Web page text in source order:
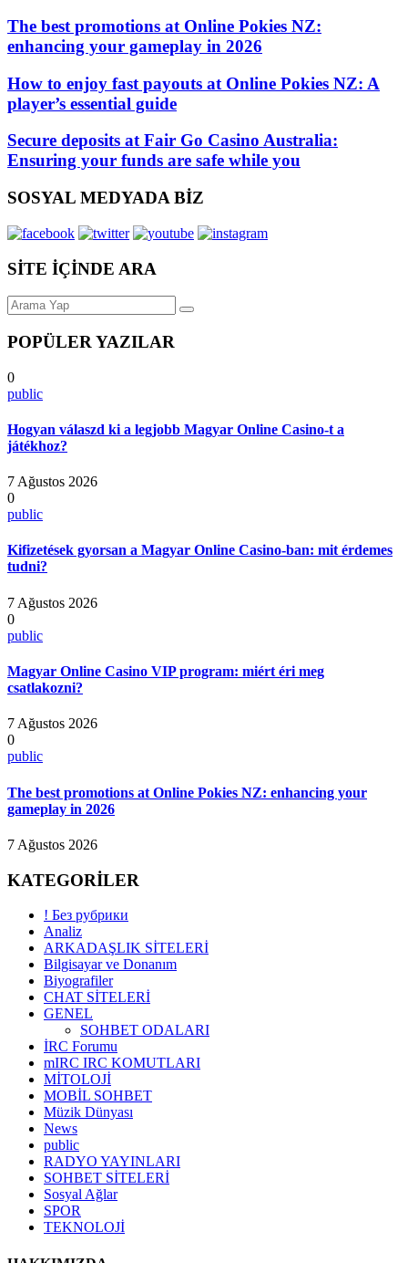
The best promotions at Online Pokies NZ:
enhancing your gameplay in 2026
How to enjoy fast payouts at Online Pokies NZ: A
player’s essential guide
Secure deposits at Fair Go Casino Australia:
Ensuring your funds are safe while you
SOSYAL MEDYADA BİZ
SİTE İÇİNDE ARA
POPÜLER YAZILAR
0
public
Hogyan válaszd ki a legjobb Magyar Online Casino-t a
játékhoz?
7 Ağustos 2026
0
public
Kifizetések gyorsan a Magyar Online Casino-ban: mit érdemes
tudni?
7 Ağustos 2026
0
public
Magyar Online Casino VIP program: miért éri meg
csatlakozni?
7 Ağustos 2026
0
public
The best promotions at Online Pokies NZ: enhancing your
gameplay in 2026
7 Ağustos 2026
KATEGORİLER
! Без рубрики
Analiz
ARKADAŞLIK SİTELERİ
Bilgisayar ve Donanım
Biyografiler
CHAT SİTELERİ
GENEL
SOHBET ODALARI
İRC Forumu
mIRC IRC KOMUTLARI
MİTOLOJİ
MOBİL SOHBET
Müzik Dünyası
News
public
RADYO YAYINLARI
SOHBET SİTELERİ
Sosyal Ağlar
SPOR
TEKNOLOJİ